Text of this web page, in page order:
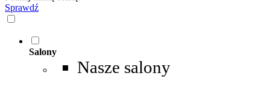
Sprawdź
Salony
Nasze salony